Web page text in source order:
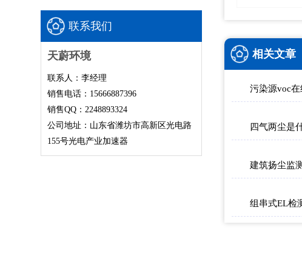
联系我们
天蔚环境
联系人：李经理
销售电话：15666887396
销售QQ：2248893324
公司地址：山东省潍坊市高新区光电路
155号光电产业加速器
相关文章
污染源voc
组串式EL检